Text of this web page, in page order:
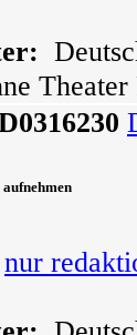
aufnehmen
nur